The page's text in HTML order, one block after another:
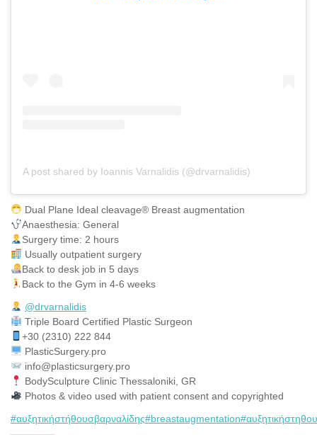
A post shared by Ioannis Varnalidis (@drvarnalidis)
Dual Plane Ideal cleavage® Breast augmentation
Anaesthesia: General
Surgery time: 2 hours
Usually outpatient surgery
Back to desk job in 5 days
Back to the Gym in 4-6 weeks
@drvarnalidis⠀⠀⠀⠀⠀
Triple Board Certified Plastic Surgeon⠀
+30 (2310) 222 844
PlasticSurgery.pro⠀
info@plasticsurgery.pro
BodySculpture Clinic Thessaloniki, GR
Photos & video used with patient consent and copyrighted
#αυξητικήστήθουσβαρναλίδης#breastaugmentation